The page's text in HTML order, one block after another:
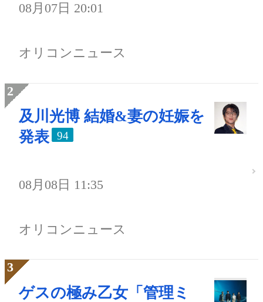
08月07日 20:01
オリコンニュース
及川光博 結婚&妻の妊娠を
発表
94
08月08日 11:35
オリコンニュース
ゲスの極み乙女「管理ミ